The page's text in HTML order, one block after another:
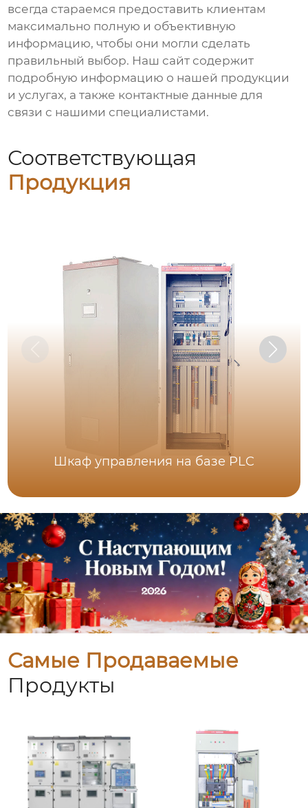
всегда стараемся предоставить клиентам
максимально полную и объективную
информацию, чтобы они могли сделать
правильный выбор. Наш сайт содержит
подробную информацию о нашей продукции
и услугах, а также контактные данные для
связи с нашими специалистами.
Соответствующая
Продукция
Шкаф управления на базе PLC
Самые Продаваемые
Продукты